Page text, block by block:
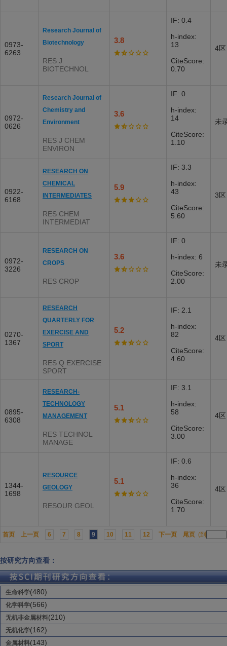
0973-
6263
Research Journal of
Biotechnology
RES J
BIOTECHNOL
3.8
IF: 0.4
h-index:
13
CiteScore:
0.70
4区
0972-
0626
Research Journal of
Chemistry and
Environment
RES J CHEM
ENVIRON
3.6
IF: 0
h-index:
14
CiteScore:
1.10
未
0922-
6168
RESEARCH ON
CHEMICAL
INTERMEDIATES
RES CHEM
INTERMEDIAT
5.9
IF: 3.3
h-index:
43
CiteScore:
5.60
3区
0972-
3226
RESEARCH ON
CROPS
RES CROP
3.6
IF: 0
h-index: 6
CiteScore:
2.00
未
0270-
1367
RESEARCH
QUARTERLY FOR
EXERCISE AND
SPORT
RES Q EXERCISE
SPORT
5.2
IF: 2.1
h-index:
82
CiteScore:
4.60
4区
0895-
6308
RESEARCH-
TECHNOLOGY
MANAGEMENT
RES TECHNOL
MANAGE
5.1
IF: 3.1
h-index:
58
CiteScore:
3.00
4区
1344-
1698
RESOURCE
GEOLOGY
RESOUR GEOL
5.1
IF: 0.6
h-index:
36
CiteScore:
1.70
4区
首页 上一页 6 7 8 9 10 11 12 下一页 尾页 (到
按研究方向查看：
生命科学(480)
化学科学(566)
无机非金属材料(210)
无机化学(162)
金属材料(143)